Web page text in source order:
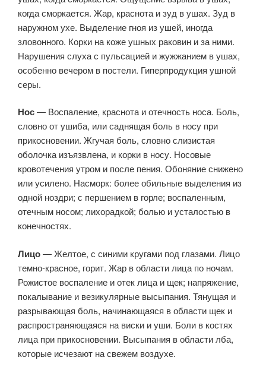
когда сморкается. Жар, краснота и зуд в ушах. Зуд в
наружном ухе. Выделение гноя из ушей, иногда
зловонного. Корки на коже ушных раковин и за ними.
Нарушения слуха с пульсацией и жужжанием в ушах,
особенно вечером в постели. Гиперпродукция ушной
серы.
Нос— Воспаление, краснота и отечность носа. Боль,
словно от ушиба, или саднящая боль в носу при
прикосновении. Жгучая боль, словно слизистая
оболочка изъязвлена, и корки в носу. Носовые
кровотечения утром и после пения. Обоняние снижено
или усилено. Насморк: более обильные выделения из
одной ноздри; с першением в горле; воспаленным,
отечным носом; лихорадкой; болью и усталостью в
конечностях.
Лицо— Желтое, с синими кругами под глазами. Лицо
темно-красное, горит. Жар в области лица по ночам.
Рожистое воспаление и отек лица и щек; напряжение,
покалывание и везикулярные высыпания. Тянущая и
разрывающая боль, начинающаяся в области щек и
распространяющаяся на виски и уши. Боли в костях
лица при прикосновении. Высыпания в области лба,
которые исчезают на свежем воздухе.